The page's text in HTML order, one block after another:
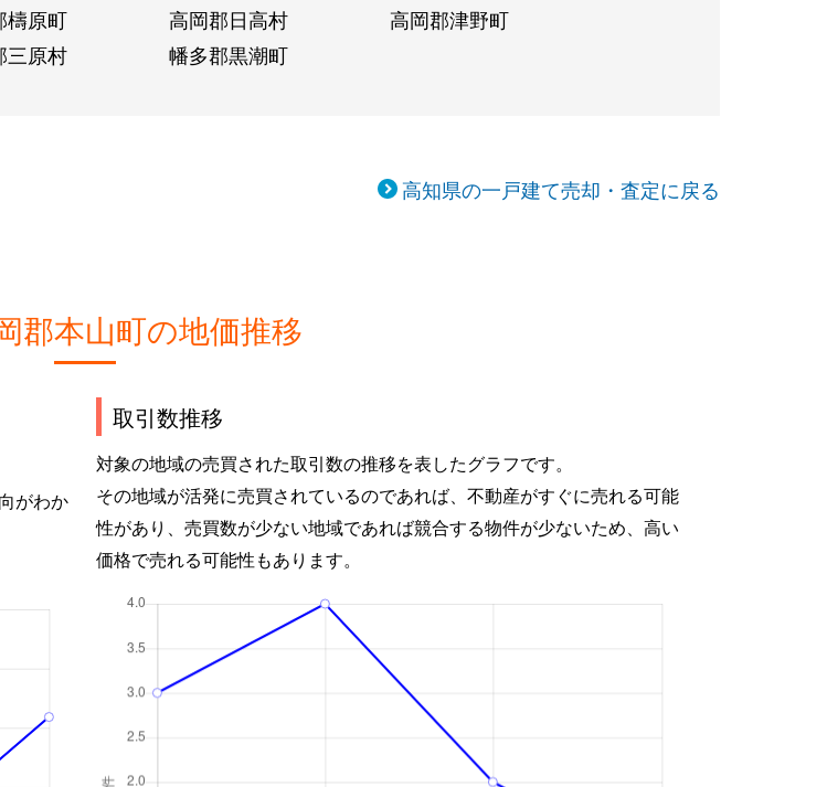
檮原町 高岡郡日高村
高岡郡津野町
三原村 幡多郡黒潮町
高知県の一戸建て売却・査定に戻る
郡本山町の地価推移
がわか
取引数推移
対象の地域の売買された取引数の推移を表したグラフです。
その地域が活発に売買されているのであれば、不動産がすぐに売れる可能
性があり、売買数が少ない地域であれば競合する物件が少ないため、高い
価格で売れる可能性もあります。